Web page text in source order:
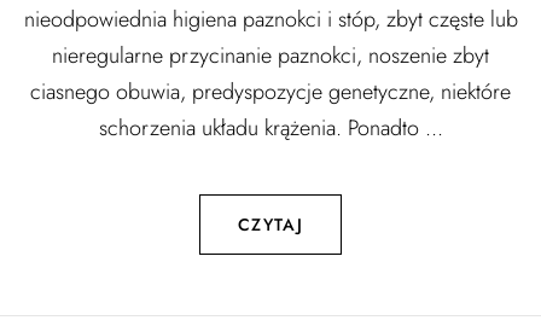
nieodpowiednia higiena paznokci i stóp, zbyt częste lub
nieregularne przycinanie paznokci, noszenie zbyt
ciasnego obuwia, predyspozycje genetyczne, niektóre
schorzenia układu krążenia. Ponadto ...
CZYTAJ